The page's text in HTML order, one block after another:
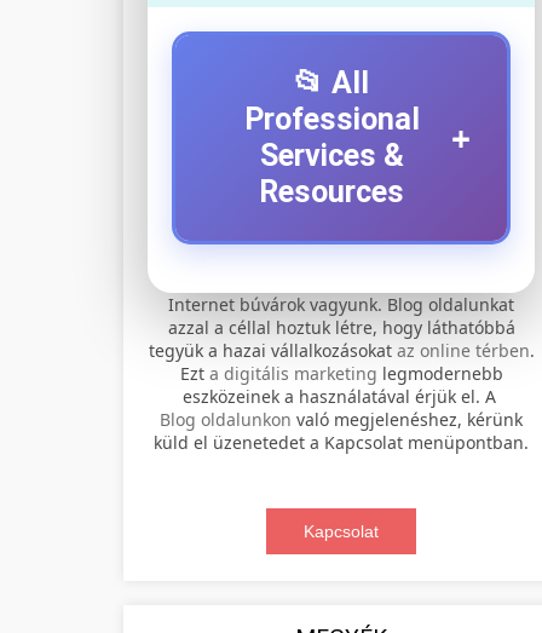
📂 All
Professional
Services &
Resources
+
roller szervíz
+
Professional electric scooter repair and
maintenance services. Expert
technicians provide quality service for
all major brands and models.
scooter repair shop
📊 2. online marketing
ügynökség
+
services including SEO, social media
management, and digital advertising.
🛴 3. legjobb elektromos
Internet búvárok vagyunk. Blog oldalunkat
azzal a céllal hoztuk létre, hogy láthatóbbá
tegyük a hazai vállalkozásokat az online térben.
Ezt a digitális marketing legmodernebb
eszközeinek a használatával érjük el. A
Blog oldalunkon való megjelenéshez, kérünk
küld el üzenetedet a Kapcsolat menüpontban.
Kapcsolat